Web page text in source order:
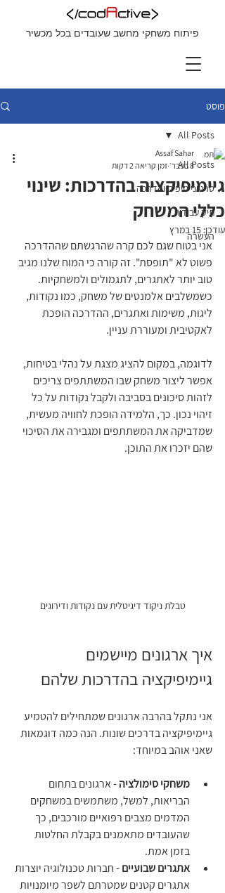
פיתוח משחקי מחשב שעובדים בכל מכשיר
פוסט
All Posts
סרטוני טיפים והדרכה
תיק עבודות
העשרה
All Posts
גיימיפיקציה בהדרכות: שינוי
כללי המשחק
Assaf Sahar
8 בפבר׳
זמן קריאה 2 דקות
עודכן: 15 במרץ
אני בטוח שגם לכם קרה שהרגשתם שההדרכה
פשוט לא "תופסת". זה קורה כי המוח שלנו מגיב
טוב יותר לאתגרים, לתגמולים ולמשחקיות.
כשמשלבים אלמנטים של משחק, כמו נקודות,
ליגות, משימות ואתגרים, ההדרכה הופכת
לאקטיבית ומעוררת עניין.
לדוגמה, במקום להציג מצגת על נהלי בטיחות,
אפשר ליצור משחק שבו המשתתפים צריכים
לזהות סיכונים בסביבה ולקבל נקודות על כל
זיהוי נכון. כך, הלמידה הופכת לחוויה מעשית,
שמדביקה את המשתתפים ומגבירה את הסיכוי
שהם יזכרו את התוכן.
טבלת ניקוד דיגיטלית עם נקודות ודירוגים
איך ארגונים מיישמים
גיימיפיקציה בהדרכות שלהם
אני נתקל בהרבה ארגונים שמתחילים להטמיע
גיימיפיקציה בדרכים שונות. הנה כמה דוגמאות
שאני אוהב במיוחד:
משחקי סימולציה - ארגונים בתחום
הבריאות, למשל, משתמשים במשחקים
המדמים מצבים רפואיים מורכבים, כך
שהעובדים מתאמנים בקבלת החלטות
בזמן אמת.
אתגרים שבועיים - חברות טכנולוגיה יוצרות
אתגרים קטנים שמטרתם לשפר מיומנויות